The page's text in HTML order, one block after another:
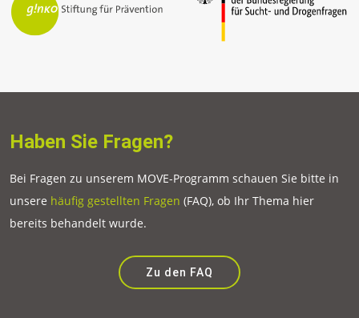
Haben Sie Fragen?
Bei Fragen zu unserem MOVE-Programm schauen Sie bitte in
unsere häufig gestellten Fragen (FAQ), ob Ihr Thema hier
bereits behandelt wurde.
Zu den FAQ